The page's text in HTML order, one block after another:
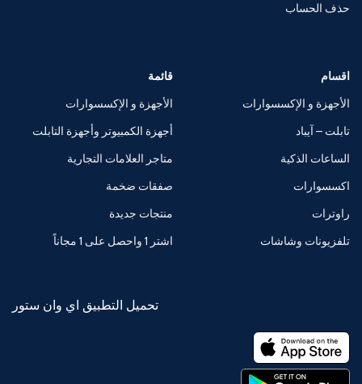
حذف الحساب
اقسام
الأجهزة و الإكسسوارات
تابلت – آيباد
الساعات الذكية
اكسسوارات
راوترات
تلفزيونات وشاشات
قائمة
الأجهزة و الإكسسوارات
أجهزة الكمبيوتر وأجهزة التابلت
متاجر العلامات التجارية
صفقات ضخمة
منتجات جديدة
اشتر 1 واحصل على 1 مجاناً
تحميل التطبيق اي وان ستور